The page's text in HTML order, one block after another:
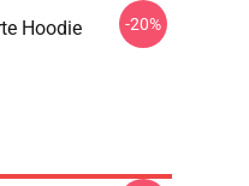
Hoodie -20%